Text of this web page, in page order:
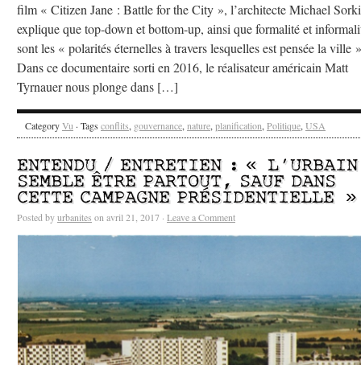
film « Citizen Jane : Battle for the City », l’architecte Michael
explique que top-down et bottom-up, ainsi que formalité et
sont les « polarités éternelles à travers lesquelles est pensée la ville
Dans ce documentaire sorti en 2016, le réalisateur américain Matt
Tyrnauer nous plonge dans […]
CategoryVu · Tags conflits, gouvernance, nature, planification, Politique, USA
ENTENDU / ENTRETIEN : « L’URBAIN
SEMBLE ÊTRE PARTOUT, SAUF DANS
CETTE CAMPAGNE PRÉSIDENTIELLE »
Posted byurbanites on avril 21, 2017 · Leave a Comment